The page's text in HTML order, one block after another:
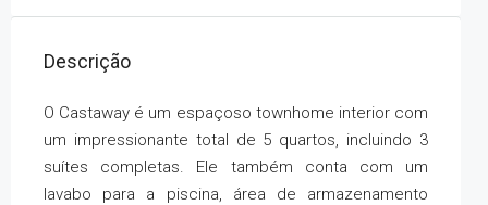
Descrição
O Castaway é um espaçoso townhome interior com
um impressionante total de 5 quartos, incluindo 3
suítes completas. Ele também conta com um
lavabo para a piscina, área de armazenamento